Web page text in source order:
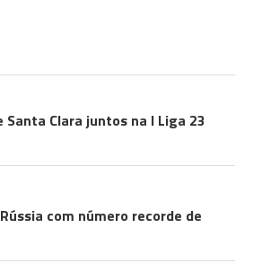
Clara juntos na I Liga 23
com número recorde de